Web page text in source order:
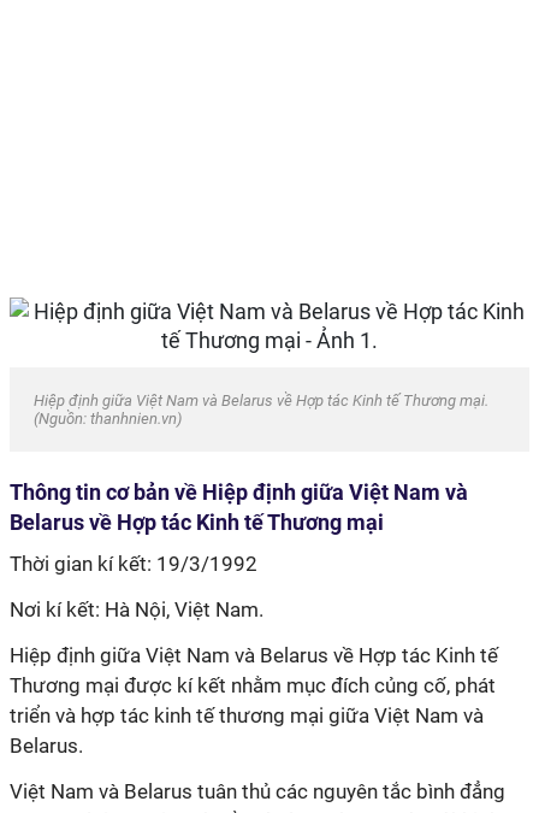
Hiệp định giữa Việt Nam và Belarus về Hợp tác Kinh tế Thương mại.
(Nguồn: thanhnien.vn)
Thông tin cơ bản về Hiệp định giữa Việt Nam và
Belarus về Hợp tác Kinh tế Thương mại
Thời gian kí kết: 19/3/1992
Nơi kí kết: Hà Nội, Việt Nam.
Hiệp định giữa Việt Nam và Belarus về Hợp tác Kinh tế
Thương mại được kí kết nhằm mục đích củng cố, phát
triển và hợp tác kinh tế thương mại giữa Việt Nam và
Belarus.
Việt Nam và Belarus tuân thủ các nguyên tắc bình đẳng